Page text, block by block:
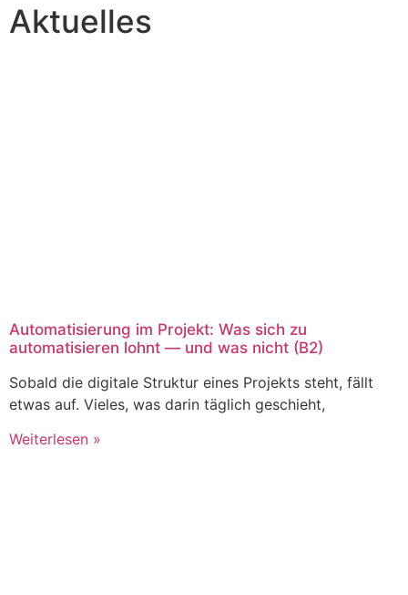
Aktuelles
Automatisierung im Projekt: Was sich zu
automatisieren lohnt — und was nicht (B2)
Sobald die digitale Struktur eines Projekts steht, fällt
etwas auf. Vieles, was darin täglich geschieht,
Weiterlesen »